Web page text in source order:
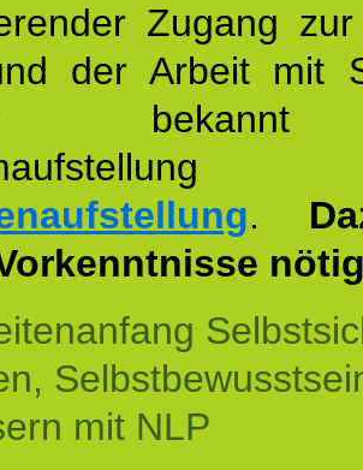
Zugang
der Arbeit mit
.
mit NLP